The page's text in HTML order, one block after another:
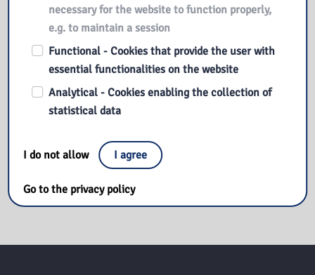
Also read
Prezent na sierpień od IBUK Libra
Lipiec 2026
Książka na wakacjach
w Płocku
necessary for the website to function properly,
e.g. to maintain a session
Functional - Cookies that provide the user with
essential functionalities on the website
Analytical - Cookies enabling the collection of
statistical data
I do not allow I agree
Go to the privacy policy